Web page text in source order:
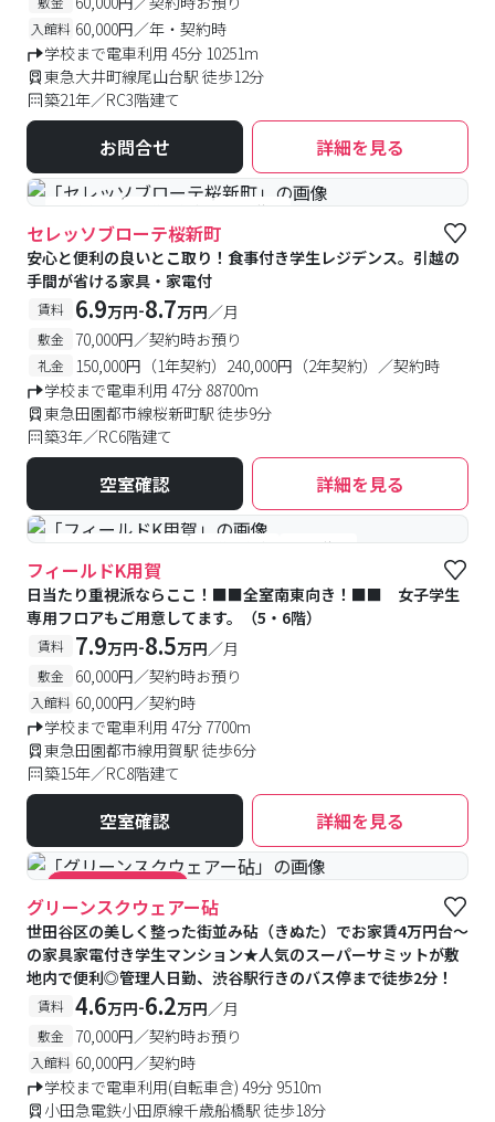
入館料 60,000円／年・契約時
学校まで電車利用 45分 10251m
東急大井町線尾山台駅 徒歩12分
築21年／RC3階建て
お問合せ 詳細を見る
#食事付き #予約受付中 #空室待ち
セレッソブローテ桜新町
安心と便利の良いとこ取り！食事付き学生レジデンス。引越の
手間が省ける家具・家電付
賃料 6.9万円-8.7万円／月
敷金 70,000円／契約時お預り
礼金
150,000円（1年契約）240,000円（2年契約）／契約時
学校まで電車利用 47分 88700m
東急田園都市線桜新町駅 徒歩9分
築3年／RC6階建て
空室確認 詳細を見る
#女性専用フロアあり #予約受付中 #空室待ち
フィールドK用賀
日当たり重視派ならここ！■■全室南東向き！■■ 女子学生
専用フロアもご用意してます。（5・6階）
賃料 7.9万円-8.5万円／月
敷金 60,000円／契約時お預り
入館料 60,000円／契約時
学校まで電車利用 47分 7700m
東急田園都市線用賀駅 徒歩6分
築15年／RC8階建て
空室確認 詳細を見る
#キャンペーン実施中
グリーンスクウェアー砧
世田谷区の美しく整った街並み砧（きぬた）でお家賃4万円台～
の家具家電付き学生マンション★人気のスーパーサミットが敷
地内で便利◎管理人日勤、渋谷駅行きのバス停まで徒歩2分！
賃料 4.6万円-6.2万円／月
敷金 70,000円／契約時お預り
入館料 60,000円／契約時
学校まで電車利用(自転車含) 49分 9510m
小田急電鉄小田原線千歳船橋駅 徒歩18分